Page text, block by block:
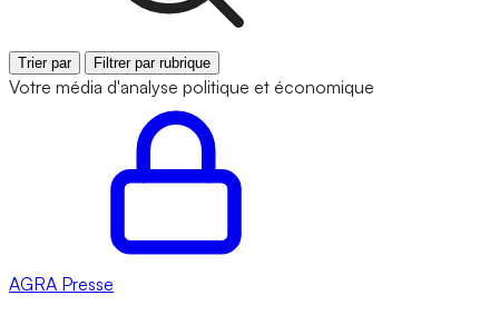
Trier par Filtrer par rubrique
Votre média d'analyse politique et économique
AGRA Presse